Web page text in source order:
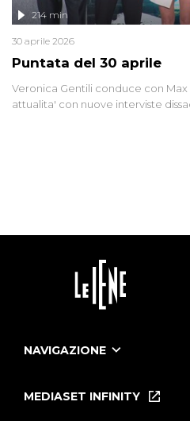
Puntata del 30 aprile
214 min
30 aprile 2026
Veronica Gentili conduce con
attualita' con nuove interviste
NAVIGAZIONE
Le Iene Presentano Inside
MEDIASET INFINITY